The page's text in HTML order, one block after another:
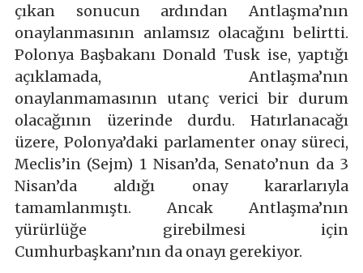
çıkan sonucun ardından Antlaşma’nın
onaylanmasının anlamsız olacağını belirtti.
Polonya Başbakanı Donald Tusk ise, yaptığı
açıklamada, Antlaşma’nın
onaylanmamasının utanç verici bir durum
olacağının üzerinde durdu. Hatırlanacağı
üzere, Polonya’daki parlamenter onay süreci,
Meclis’in (Sejm) 1 Nisan’da, Senato’nun da 3
Nisan’da aldığı onay kararlarıyla
tamamlanmıştı. Ancak Antlaşma’nın
yürürlüğe girebilmesi için
Cumhurbaşkanı’nın da onayı gerekiyor.